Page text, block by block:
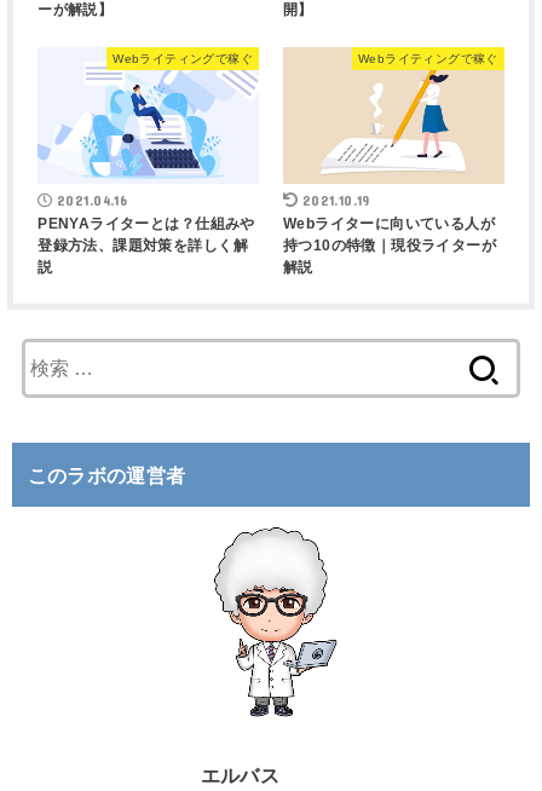
ーが解説】
開】
Webライティングで稼ぐ
2021.04.16
PENYAライターとは？仕組みや
登録方法、課題対策を詳しく解
説
Webライティングで稼ぐ
2021.10.19
Webライターに向いている人が
持つ10の特徴｜現役ライターが
解説
索
このラボの運営者
エルバス